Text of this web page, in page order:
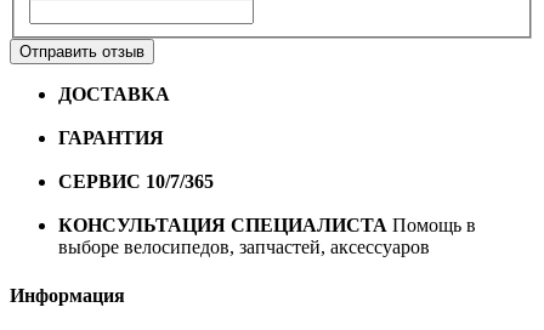
Отправить отзыв
ДОСТАВКА
ГАРАНТИЯ
СЕРВИС 10/7/365
КОНСУЛЬТАЦИЯ СПЕЦИАЛИСТА Помощь в
выборе велосипедов, запчастей, аксессуаров
Информация